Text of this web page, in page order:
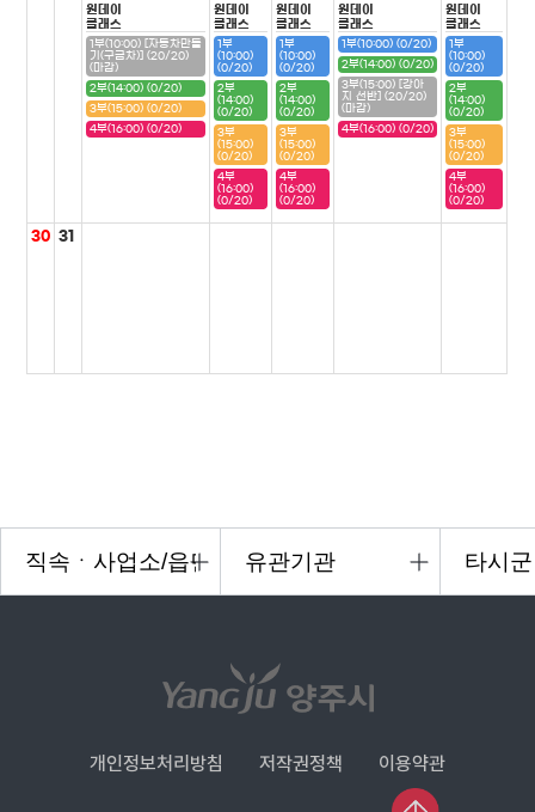
원데이
클래스
1부(10:00) [자동차만들
기(구급차)] (20/20)
(마감)
2부(14:00) (0/20)
3부(15:00) (0/20)
4부(16:00) (0/20)
원데이
클래스
1부
(10:00)
(0/20)
2부
(14:00)
(0/20)
3부
(15:00)
(0/20)
4부
(16:00)
(0/20)
원데이
클래스
1부
(10:00)
(0/20)
2부
(14:00)
(0/20)
3부
(15:00)
(0/20)
4부
(16:00)
(0/20)
원데이
클래스
1부(10:00) (0/20)
2부(14:00) (0/20)
3부(15:00) [강아
지 선반] (20/20)
(마감)
4부(16:00) (0/20)
원데이
클래스
1부
(10:00)
(0/20)
2부
(14:00)
(0/20)
3부
(15:00)
(0/20)
4부
(16:00)
(0/20)
30 31
개인정보처리방침 저작권정책 이용약관